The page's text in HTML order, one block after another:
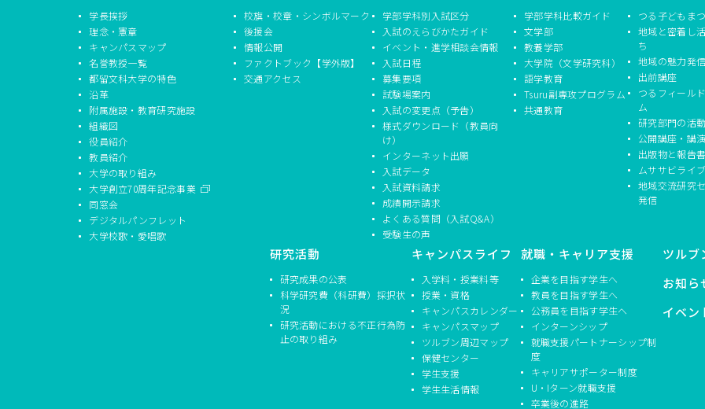
学長挨拶
理念・憲章
キャンパスマップ
名誉教授一覧
都留文科大学の特色
沿革
附属施設・教育研究施設
組織図
役員紹介
教員紹介
大学の取り組み
大学創立70周年記念事業
同窓会
デジタルパンフレット
大学校歌・愛唱歌
校旗・校章・シンボルマーク
後援会
情報公開
ファクトブック【学外版】
交通アクセス
学部学科別入試区分
入試のえらびかたガイド
イベント・進学相談会情報
入試日程
募集要項
試験場案内
入試の変更点（予告）
様式ダウンロード（教員向
け）
インターネット出願
入試データ
入試資料請求
成績開示請求
よくある質問（入試Q&A）
受験生の声
学部学科比較ガイド
文学部
教養学部
大学院（文学研究科）
語学教育
Tsuru副専攻プログラム
共通教育
つる子どもま
地域と密着し
ち
地域の魅力発
出前講座
つるフィール
ム
研究部門の活
公開講座・講
出版物と報告
ムササビライ
地域交流研究
発信
研究活動
研究成果の公表
科学研究費（科研費）採択状
況
研究活動における不正行為防
止の取り組み
キャンパスライフ
入学料・授業料等
授業・資格
キャンパスカレンダー
キャンパスマップ
ツルブン周辺マップ
保健センター
学生支援
学生生活情報
就職・キャリア支援
企業を目指す学生へ
教員を目指す学生へ
公務員を目指す学生へ
インターンシップ
就職支援パートナーシップ制
度
キャリアサポーター制度
U・Iターン就職支援
卒業後の進路
ツルブ
お知ら
イベン